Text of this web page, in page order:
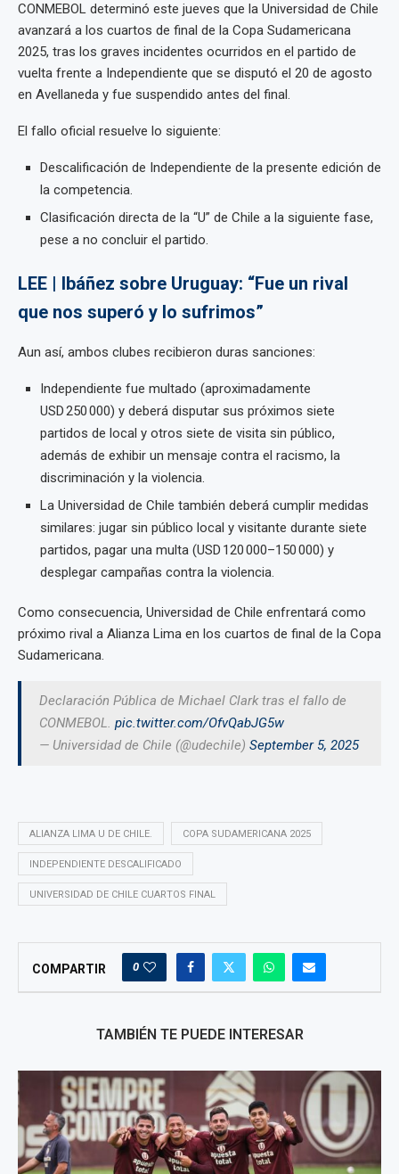
CONMEBOL determinó este jueves que la Universidad de Chile
avanzará a los cuartos de final de la Copa Sudamericana
2025, tras los graves incidentes ocurridos en el partido de
vuelta frente a Independiente que se disputó el 20 de agosto
en Avellaneda y fue suspendido antes del final.
El fallo oficial resuelve lo siguiente:
Descalificación de Independiente de la presente edición de
la competencia.
Clasificación directa de la “U” de Chile a la siguiente fase,
pese a no concluir el partido.
LEE | Ibáñez sobre Uruguay: “Fue un rival
que nos superó y lo sufrimos”
Aun así, ambos clubes recibieron duras sanciones:
Independiente fue multado (aproximadamente
USD 250 000) y deberá disputar sus próximos siete
partidos de local y otros siete de visita sin público,
además de exhibir un mensaje contra el racismo, la
discriminación y la violencia.
La Universidad de Chile también deberá cumplir medidas
similares: jugar sin público local y visitante durante siete
partidos, pagar una multa (USD 120 000–150 000) y
desplegar campañas contra la violencia.
Como consecuencia, Universidad de Chile enfrentará como
próximo rival a Alianza Lima en los cuartos de final de la Copa
Sudamericana.
Declaración Pública de Michael Clark tras el fallo de
CONMEBOL. pic.twitter.com/OfvQabJG5w
— Universidad de Chile (@udechile) September 5, 2025
ALIANZA LIMA U DE CHILE. COPA SUDAMERICANA 2025
INDEPENDIENTE DESCALIFICADO
UNIVERSIDAD DE CHILE CUARTOS FINAL
COMPARTIR 0
TAMBIÉN TE PUEDE INTERESAR